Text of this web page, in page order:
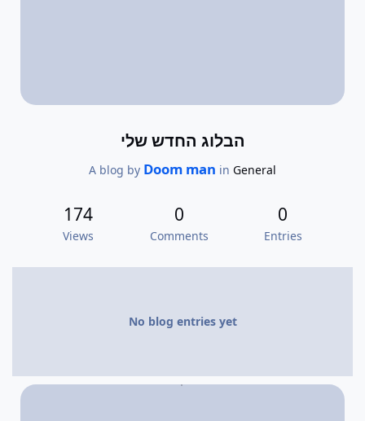
הבלוג החדש שלי
A blog by Doom man in General
0
Entries
0
Comments
174
Views
No blog entries yet